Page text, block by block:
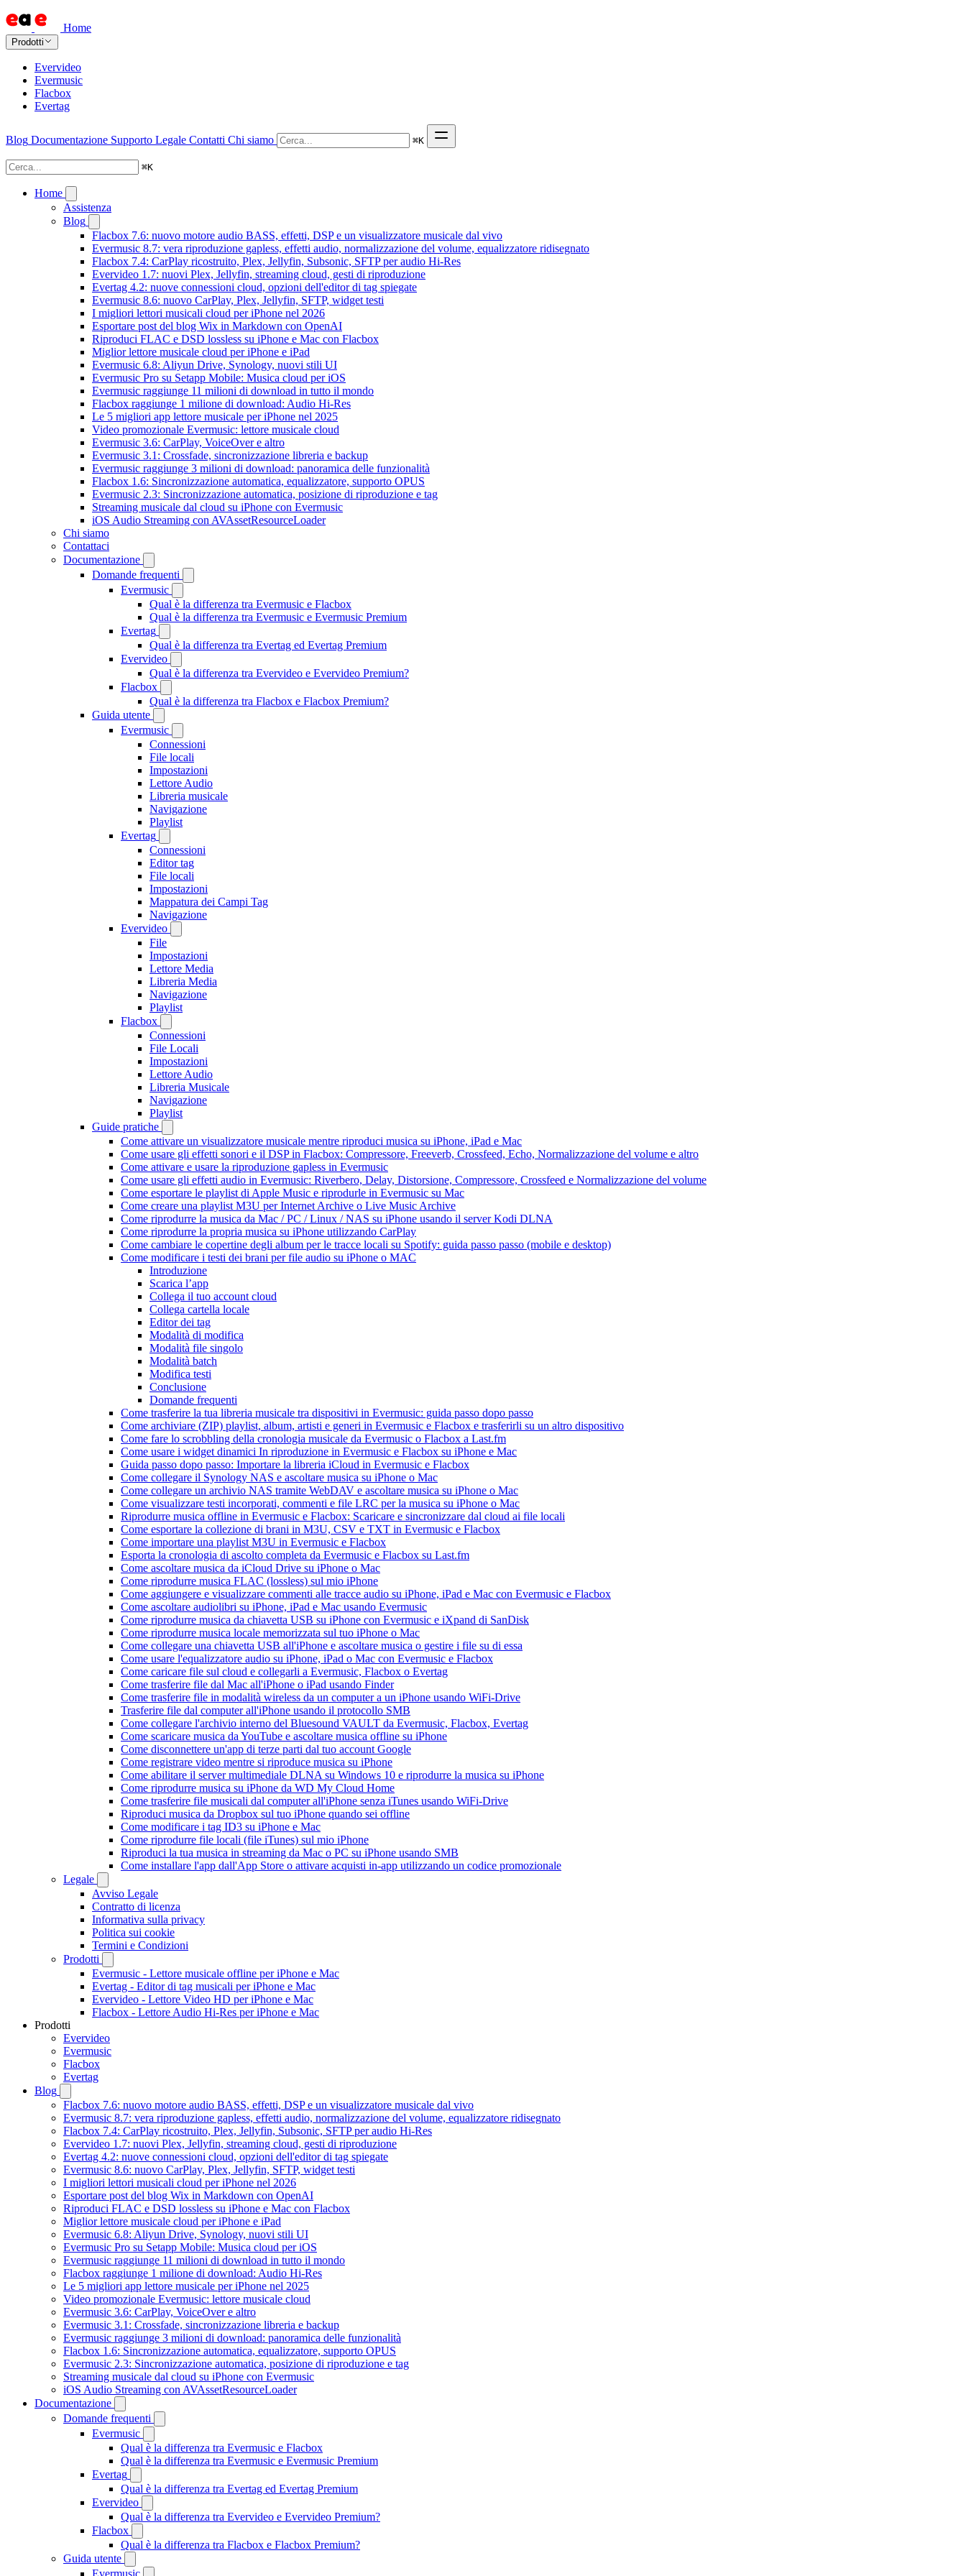
Home
Prodotti
Evervideo
Evermusic
Flacbox
Evertag
Blog Documentazione Supporto Legale Contatti Chi siamo ⌘K
⌘K
Home
Assistenza
Blog
Flacbox 7.6: nuovo motore audio BASS, effetti, DSP e un visualizzatore musicale dal vivo
Evermusic 8.7: vera riproduzione gapless, effetti audio, normalizzazione del volume, equalizzatore ridisegnato
Flacbox 7.4: CarPlay ricostruito, Plex, Jellyfin, Subsonic, SFTP per audio Hi-Res
Evervideo 1.7: nuovi Plex, Jellyfin, streaming cloud, gesti di riproduzione
Evertag 4.2: nuove connessioni cloud, opzioni dell'editor di tag spiegate
Evermusic 8.6: nuovo CarPlay, Plex, Jellyfin, SFTP, widget testi
I migliori lettori musicali cloud per iPhone nel 2026
Esportare post del blog Wix in Markdown con OpenAI
Riproduci FLAC e DSD lossless su iPhone e Mac con Flacbox
Miglior lettore musicale cloud per iPhone e iPad
Evermusic 6.8: Aliyun Drive, Synology, nuovi stili UI
Evermusic Pro su Setapp Mobile: Musica cloud per iOS
Evermusic raggiunge 11 milioni di download in tutto il mondo
Flacbox raggiunge 1 milione di download: Audio Hi-Res
Le 5 migliori app lettore musicale per iPhone nel 2025
Video promozionale Evermusic: lettore musicale cloud
Evermusic 3.6: CarPlay, VoiceOver e altro
Evermusic 3.1: Crossfade, sincronizzazione libreria e backup
Evermusic raggiunge 3 milioni di download: panoramica delle funzionalità
Flacbox 1.6: Sincronizzazione automatica, equalizzatore, supporto OPUS
Evermusic 2.3: Sincronizzazione automatica, posizione di riproduzione e tag
Streaming musicale dal cloud su iPhone con Evermusic
iOS Audio Streaming con AVAssetResourceLoader
Chi siamo
Contattaci
Documentazione
Domande frequenti
Evermusic
Qual è la differenza tra Evermusic e Flacbox
Qual è la differenza tra Evermusic e Evermusic Premium
Evertag
Qual è la differenza tra Evertag ed Evertag Premium
Evervideo
Qual è la differenza tra Evervideo e Evervideo Premium?
Flacbox
Qual è la differenza tra Flacbox e Flacbox Premium?
Guida utente
Evermusic
Connessioni
File locali
Impostazioni
Lettore Audio
Libreria musicale
Navigazione
Playlist
Evertag
Connessioni
Editor tag
File locali
Impostazioni
Mappatura dei Campi Tag
Navigazione
Evervideo
File
Impostazioni
Lettore Media
Libreria Media
Navigazione
Playlist
Flacbox
Connessioni
File Locali
Impostazioni
Lettore Audio
Libreria Musicale
Navigazione
Playlist
Guide pratiche
Come attivare un visualizzatore musicale mentre riproduci musica su iPhone, iPad e Mac
Come usare gli effetti sonori e il DSP in Flacbox: Compressore, Freeverb, Crossfeed, Echo, Normalizzazione del volume e altro
Come attivare e usare la riproduzione gapless in Evermusic
Come usare gli effetti audio in Evermusic: Riverbero, Delay, Distorsione, Compressore, Crossfeed e Normalizzazione del volume
Come esportare le playlist di Apple Music e riprodurle in Evermusic su Mac
Come creare una playlist M3U per Internet Archive o Live Music Archive
Come riprodurre la musica da Mac / PC / Linux / NAS su iPhone usando il server Kodi DLNA
Come riprodurre la propria musica su iPhone utilizzando CarPlay
Come cambiare le copertine degli album per le tracce locali su Spotify: guida passo passo (mobile e desktop)
Come modificare i testi dei brani per file audio su iPhone o MAC
Introduzione
Scarica l’app
Collega il tuo account cloud
Collega cartella locale
Editor dei tag
Modalità di modifica
Modalità file singolo
Modalità batch
Modifica testi
Conclusione
Domande frequenti
Come trasferire la tua libreria musicale tra dispositivi in Evermusic: guida passo dopo passo
Come archiviare (ZIP) playlist, album, artisti e generi in Evermusic e Flacbox e trasferirli su un altro dispositivo
Come fare lo scrobbling della cronologia musicale da Evermusic o Flacbox a Last.fm
Come usare i widget dinamici In riproduzione in Evermusic e Flacbox su iPhone e Mac
Guida passo dopo passo: Importare la libreria iCloud in Evermusic e Flacbox
Come collegare il Synology NAS e ascoltare musica su iPhone o Mac
Come collegare un archivio NAS tramite WebDAV e ascoltare musica su iPhone o Mac
Come visualizzare testi incorporati, commenti e file LRC per la musica su iPhone o Mac
Riprodurre musica offline in Evermusic e Flacbox: Scaricare e sincronizzare dal cloud ai file locali
Come esportare la collezione di brani in M3U, CSV e TXT in Evermusic e Flacbox
Come importare una playlist M3U in Evermusic e Flacbox
Esporta la cronologia di ascolto completa da Evermusic e Flacbox su Last.fm
Come ascoltare musica da iCloud Drive su iPhone o Mac
Come riprodurre musica FLAC (lossless) sul mio iPhone
Come aggiungere e visualizzare commenti alle tracce audio su iPhone, iPad e Mac con Evermusic e Flacbox
Come ascoltare audiolibri su iPhone, iPad e Mac usando Evermusic
Come riprodurre musica da chiavetta USB su iPhone con Evermusic e iXpand di SanDisk
Come riprodurre musica locale memorizzata sul tuo iPhone o Mac
Come collegare una chiavetta USB all'iPhone e ascoltare musica o gestire i file su di essa
Come usare l'equalizzatore audio su iPhone, iPad o Mac con Evermusic e Flacbox
Come caricare file sul cloud e collegarli a Evermusic, Flacbox o Evertag
Come trasferire file dal Mac all'iPhone o iPad usando Finder
Come trasferire file in modalità wireless da un computer a un iPhone usando WiFi-Drive
Trasferire file dal computer all'iPhone usando il protocollo SMB
Come collegare l'archivio interno del Bluesound VAULT da Evermusic, Flacbox, Evertag
Come scaricare musica da YouTube e ascoltare musica offline su iPhone
Come disconnettere un'app di terze parti dal tuo account Google
Come registrare video mentre si riproduce musica su iPhone
Come abilitare il server multimediale DLNA su Windows 10 e riprodurre la musica su iPhone
Come riprodurre musica su iPhone da WD My Cloud Home
Come trasferire file musicali dal computer all'iPhone senza iTunes usando WiFi-Drive
Riproduci musica da Dropbox sul tuo iPhone quando sei offline
Come modificare i tag ID3 su iPhone e Mac
Come riprodurre file locali (file iTunes) sul mio iPhone
Riproduci la tua musica in streaming da Mac o PC su iPhone usando SMB
Come installare l'app dall'App Store o attivare acquisti in-app utilizzando un codice promozionale
Legale
Avviso Legale
Contratto di licenza
Informativa sulla privacy
Politica sui cookie
Termini e Condizioni
Prodotti
Evermusic - Lettore musicale offline per iPhone e Mac
Evertag - Editor di tag musicali per iPhone e Mac
Evervideo - Lettore Video HD per iPhone e Mac
Flacbox - Lettore Audio Hi-Res per iPhone e Mac
Prodotti
Evervideo
Evermusic
Flacbox
Evertag
Blog
Flacbox 7.6: nuovo motore audio BASS, effetti, DSP e un visualizzatore musicale dal vivo
Evermusic 8.7: vera riproduzione gapless, effetti audio, normalizzazione del volume, equalizzatore ridisegnato
Flacbox 7.4: CarPlay ricostruito, Plex, Jellyfin, Subsonic, SFTP per audio Hi-Res
Evervideo 1.7: nuovi Plex, Jellyfin, streaming cloud, gesti di riproduzione
Evertag 4.2: nuove connessioni cloud, opzioni dell'editor di tag spiegate
Evermusic 8.6: nuovo CarPlay, Plex, Jellyfin, SFTP, widget testi
I migliori lettori musicali cloud per iPhone nel 2026
Esportare post del blog Wix in Markdown con OpenAI
Riproduci FLAC e DSD lossless su iPhone e Mac con Flacbox
Miglior lettore musicale cloud per iPhone e iPad
Evermusic 6.8: Aliyun Drive, Synology, nuovi stili UI
Evermusic Pro su Setapp Mobile: Musica cloud per iOS
Evermusic raggiunge 11 milioni di download in tutto il mondo
Flacbox raggiunge 1 milione di download: Audio Hi-Res
Le 5 migliori app lettore musicale per iPhone nel 2025
Video promozionale Evermusic: lettore musicale cloud
Evermusic 3.6: CarPlay, VoiceOver e altro
Evermusic 3.1: Crossfade, sincronizzazione libreria e backup
Evermusic raggiunge 3 milioni di download: panoramica delle funzionalità
Flacbox 1.6: Sincronizzazione automatica, equalizzatore, supporto OPUS
Evermusic 2.3: Sincronizzazione automatica, posizione di riproduzione e tag
Streaming musicale dal cloud su iPhone con Evermusic
iOS Audio Streaming con AVAssetResourceLoader
Documentazione
Domande frequenti
Evermusic
Qual è la differenza tra Evermusic e Flacbox
Qual è la differenza tra Evermusic e Evermusic Premium
Evertag
Qual è la differenza tra Evertag ed Evertag Premium
Evervideo
Qual è la differenza tra Evervideo e Evervideo Premium?
Flacbox
Qual è la differenza tra Flacbox e Flacbox Premium?
Guida utente
Evermusic